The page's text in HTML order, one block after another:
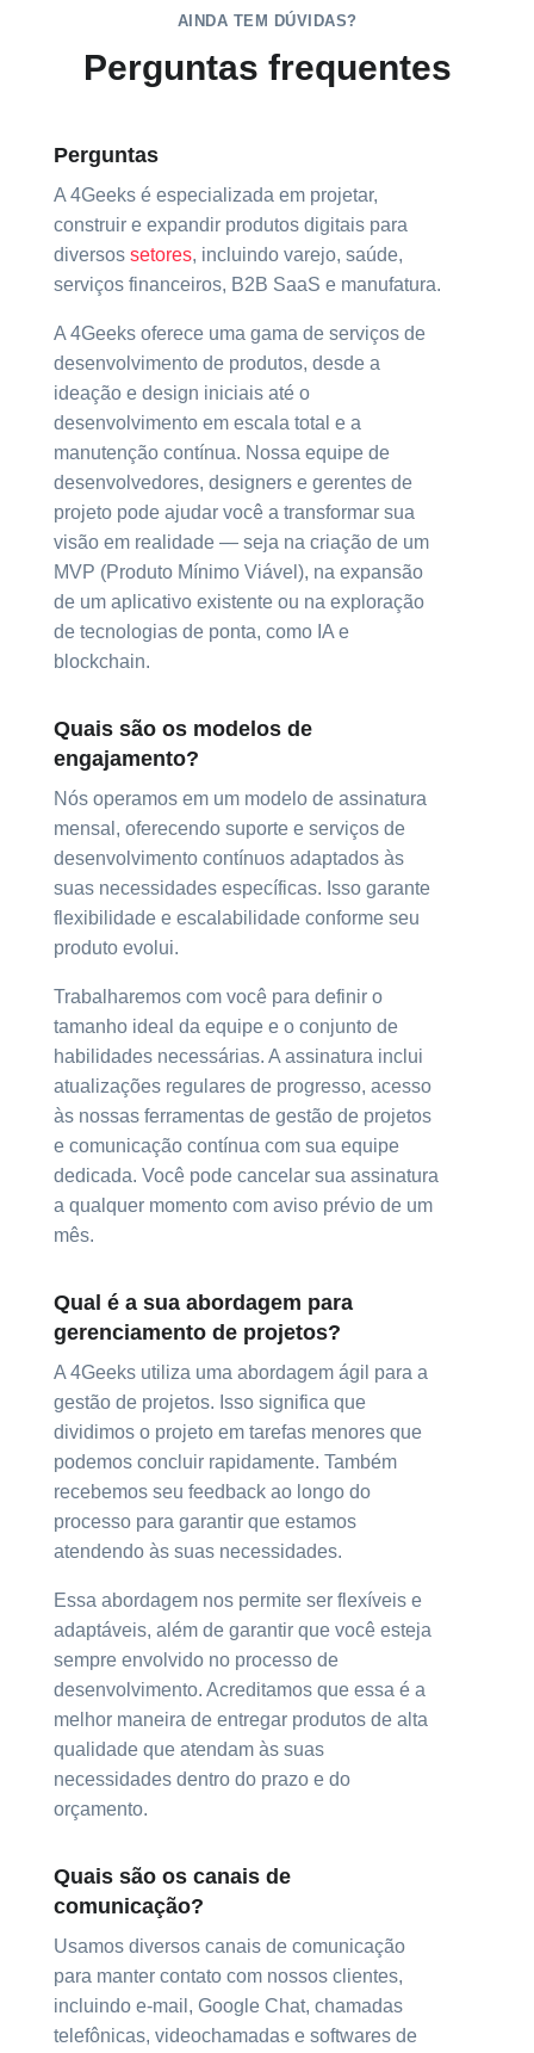
AINDA TEM DÚVIDAS?
Perguntas frequentes
Perguntas
A 4Geeks é especializada em projetar,
construir e expandir produtos digitais para
diversos setores, incluindo varejo, saúde,
serviços financeiros, B2B SaaS e manufatura.
A 4Geeks oferece uma gama de serviços de
desenvolvimento de produtos, desde a
ideação e design iniciais até o
desenvolvimento em escala total e a
manutenção contínua. Nossa equipe de
desenvolvedores, designers e gerentes de
projeto pode ajudar você a transformar sua
visão em realidade — seja na criação de um
MVP (Produto Mínimo Viável), na expansão
de um aplicativo existente ou na exploração
de tecnologias de ponta, como IA e
blockchain.
Quais são os modelos de
engajamento?
Nós operamos em um modelo de assinatura
mensal, oferecendo suporte e serviços de
desenvolvimento contínuos adaptados às
suas necessidades específicas. Isso garante
flexibilidade e escalabilidade conforme seu
produto evolui.
Trabalharemos com você para definir o
tamanho ideal da equipe e o conjunto de
habilidades necessárias. A assinatura inclui
atualizações regulares de progresso, acesso
às nossas ferramentas de gestão de projetos
e comunicação contínua com sua equipe
dedicada. Você pode cancelar sua assinatura
a qualquer momento com aviso prévio de um
mês.
Qual é a sua abordagem para
gerenciamento de projetos?
A 4Geeks utiliza uma abordagem ágil para a
gestão de projetos. Isso significa que
dividimos o projeto em tarefas menores que
podemos concluir rapidamente. Também
recebemos seu feedback ao longo do
processo para garantir que estamos
atendendo às suas necessidades.
Essa abordagem nos permite ser flexíveis e
adaptáveis, além de garantir que você esteja
sempre envolvido no processo de
desenvolvimento. Acreditamos que essa é a
melhor maneira de entregar produtos de alta
qualidade que atendam às suas
necessidades dentro do prazo e do
orçamento.
Quais são os canais de
comunicação?
Usamos diversos canais de comunicação
para manter contato com nossos clientes,
incluindo e-mail, Google Chat, chamadas
telefônicas, videochamadas e softwares de